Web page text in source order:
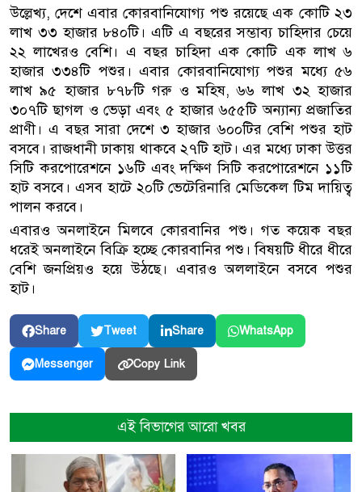
উল্লেখ্য, দেশে এবার কোরবানিযোগ্য পশু রয়েছে এক কোটি ২৩
লাখ ৩৩ হাজার ৮৪০টি। এটি এ বছরের সম্ভাব্য চাহিদার চেয়ে
২২ লাখেরও বেশি। এ বছর চাহিদা এক কোটি এক লাখ ৬
হাজার ৩৩৪টি পশুর। এবার কোরবানিযোগ্য পশুর মধ্যে ৫৬
লাখ ৯৫ হাজার ৮৭৮টি গরু ও মহিষ, ৬৬ লাখ ৩২ হাজার
৩০৭টি ছাগল ও ভেড়া এবং ৫ হাজার ৬৫৫টি অন্যান্য প্রজাতির
প্রাণী। এ বছর সারা দেশে ৩ হাজার ৬০০টির বেশি পশুর হাট
বসবে। রাজধানী ঢাকায় থাকবে ২৭টি হাট। এর মধ্যে ঢাকা উত্তর
সিটি করপোরেশনে ১৬টি এবং দক্ষিণ সিটি করপোরেশনে ১১টি
হাট বসবে। এসব হাটে ২০টি ভেটেরিনারি মেডিকেল টিম দায়িত্ব
পালন করবে।
এবারও অনলাইনে মিলবে কোরবানির পশু। গত কয়েক বছর
ধরেই অনলাইনে বিক্রি হচ্ছে কোরবানির পশু। বিষয়টি ধীরে ধীরে
বেশি জনপ্রিয়ও হয়ে উঠছে। এবারও অললাইনে বসবে পশুর
হাট।
Share Tweet Share WhatsApp
Messenger Copy Link
এই বিভাগের আরো খবর